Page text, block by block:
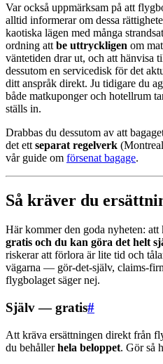
Var också uppmärksam på att
alltid informerar om dessa
kaotiska lägen med många
ordning att be uttryckligen om
väntetiden drar ut, och att hänvisa
dessutom en servicedisk för det
ditt anspråk direkt. Ju tidigare du
både matkuponger och hotellrum
ställs in.
Drabbas du dessutom av att
det ett separat regelverk
vår guide om försenat bagage.
Så kräver du
Här kommer den goda nyheten:
gratis och du kan göra det helt
riskerar att förlora är lite tid och
vägarna — gör-det-själv, claims-
flygbolaget säger nej.
Själv — gratis#
Att kräva ersättningen direkt från
du behållerhela beloppet. Gör så